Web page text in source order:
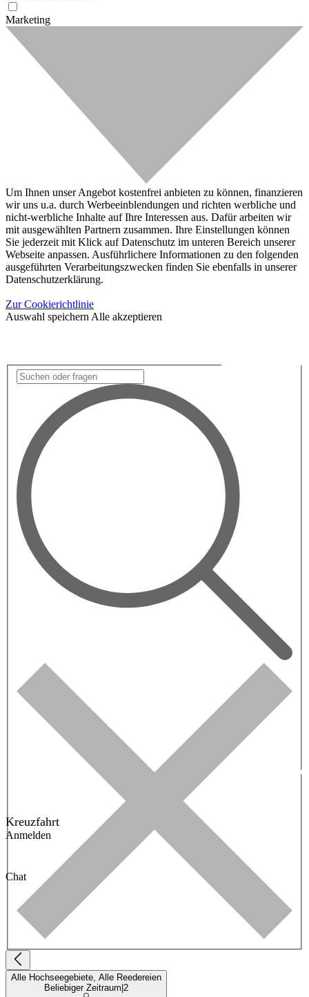
Marketing
Um Ihnen unser Angebot kostenfrei anbieten zu können, finanzieren
wir uns u.a. durch Werbeeinblendungen und richten werbliche und
nicht-werbliche Inhalte auf Ihre Interessen aus. Dafür arbeiten wir
mit ausgewählten Partnern zusammen. Ihre Einstellungen können
Sie jederzeit mit Klick auf Datenschutz im unteren Bereich unserer
Webseite anpassen. Ausführlichere Informationen zu den folgenden
ausgeführten Verarbeitungszwecken finden Sie ebenfalls in unserer
Datenschutzerklärung.
Zur Cookierichtlinie
Auswahl speichern Alle akzeptieren
Kreuzfahrt
Anmelden
Chat
Alle Hochseegebiete, Alle Reedereien
Beliebiger Zeitraum 2